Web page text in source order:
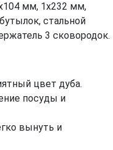
мм, 1х232 мм,
стальной
3 сковородок.
цвет дуба.
посуды и
вынуть и